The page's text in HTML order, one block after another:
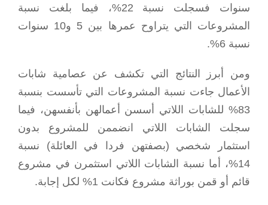
سنوات فسجلت نسبة 22%، فيما بلغت نسبة
المشروعات التي يتراوح عمرها بين 5 و10 سنوات
نسبة 6%.
ومن أبرز النتائج التي تكشف عن عصامية شابات
الأعمال جاءت نسبة المشروعات التي تأسست بنسبة
83% للشابات اللاتي أسسن أعمالهن بأنفسهن، فيما
سجلت الشابات اللاتي انضممن للمشروع بدون
استثمار شخصي (بصفتهن فردا في العائلة) نسبة
14%، أما نسبة الشابات اللاتي استثمرن في مشروع
قائم أو قمن بوراثة مشروع فكانت 1% لكل إجابة.